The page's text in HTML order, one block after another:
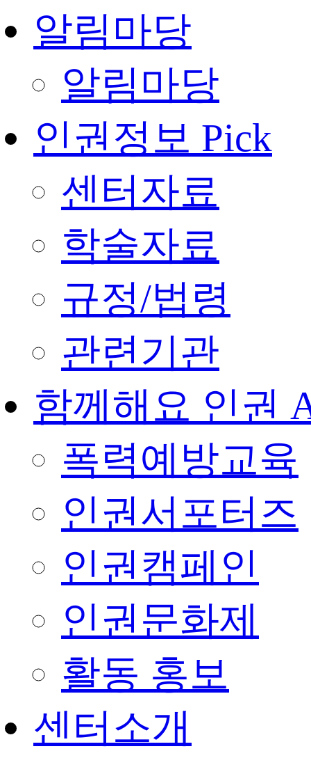
알림마당
알림마당
인권정보 Pick
센터자료
학술자료
규정/법령
관련기관
함께해요 인권
폭력예방교육
인권서포터즈
인권캠페인
인권문화제
활동 홍보
센터소개